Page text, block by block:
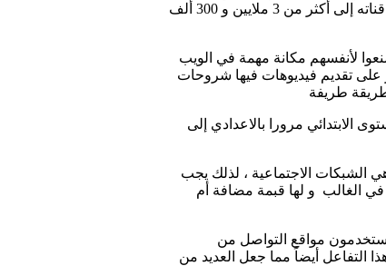
والانترنت أياً كان مستواه ومجال اهتمامه ، وقد نال شهرة واسعة خلال السنوات الماضية ووصل عدد المشتركين في قناته إلى أكثر من 3 ملايين و 300 ألف
لأنفسهم مكانة مهمة في الويب
تقديم فيديوهات فيها شروحات
طريفة
الابتدائي مرورا بالاعدادي إلى
الشبكات الاجتماعية ، لذلك يجب
الغالب و لها قبمة مضافة أم
المغاربة النشطين في الإنترنت عبر الموبايل، 16 مليوناً منهم يستخدمون مواقع التواصل من
التفاعل أيضاً مما جعل العديد من